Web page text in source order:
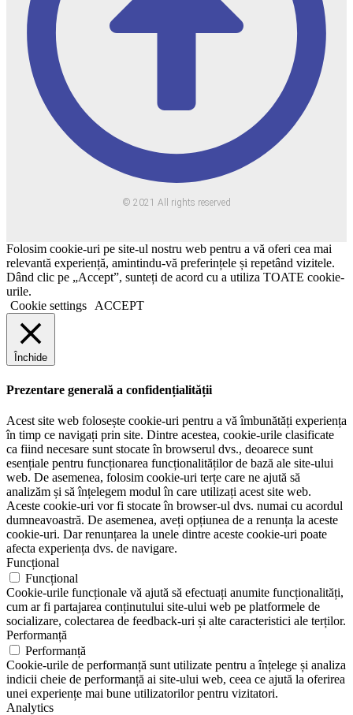
© 2021 All rights reserved
Folosim cookie-uri pe site-ul nostru web pentru a vă oferi cea mai
relevantă experiență, amintindu-vă preferințele și repetând vizitele.
Dând clic pe „Accept”, sunteți de acord cu a utiliza TOATE cookie-
urile.
Cookie settings ACCEPT
Închide
Prezentare generală a confidențialității
Acest site web folosește cookie-uri pentru a vă îmbunătăți experiența
în timp ce navigați prin site. Dintre acestea, cookie-urile clasificate
ca fiind necesare sunt stocate în browserul dvs., deoarece sunt
esențiale pentru funcționarea funcționalităților de bază ale site-ului
web. De asemenea, folosim cookie-uri terțe care ne ajută să
analizăm și să înțelegem modul în care utilizați acest site web.
Aceste cookie-uri vor fi stocate în browser-ul dvs. numai cu acordul
dumneavoastră. De asemenea, aveți opțiunea de a renunța la aceste
cookie-uri. Dar renunțarea la unele dintre aceste cookie-uri poate
afecta experiența dvs. de navigare.
Funcțional
Funcțional
Cookie-urile funcționale vă ajută să efectuați anumite funcționalități,
cum ar fi partajarea conținutului site-ului web pe platformele de
socializare, colectarea de feedback-uri și alte caracteristici ale terților.
Performanță
Performanță
Cookie-urile de performanță sunt utilizate pentru a înțelege și analiza
indicii cheie de performanță ai site-ului web, ceea ce ajută la oferirea
unei experiențe mai bune utilizatorilor pentru vizitatori.
Analytics